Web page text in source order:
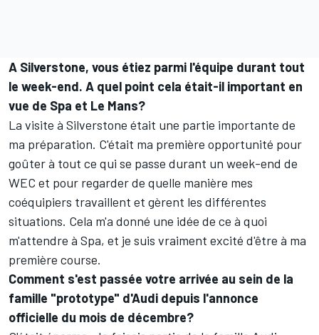
A Silverstone, vous étiez parmi l'équipe durant tout
le week-end. A quel point cela était-il important en
vue de Spa et Le Mans?
La visite à Silverstone était une partie importante de
ma préparation. C'était ma première opportunité pour
goûter à tout ce qui se passe durant un week-end de
WEC et pour regarder de quelle manière mes
coéquipiers travaillent et gèrent les différentes
situations. Cela m'a donné une idée de ce à quoi
m'attendre à Spa, et je suis vraiment excité d'être à ma
première course.
Comment s'est passée votre arrivée au sein de la
famille "prototype" d'Audi depuis l'annonce
officielle du mois de décembre?